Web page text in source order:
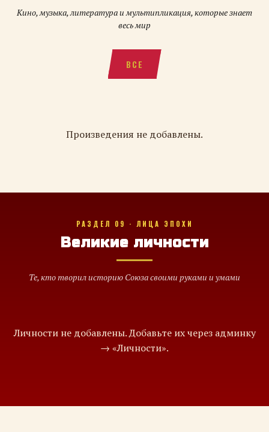
Кино, музыка, литература и мультипликация, которые знает
весь мир
ВСЕ
Произведения не добавлены.
РАЗДЕЛ 09 · ЛИЦА ЭПОХИ
Великие личности
Те, кто творил историю Союза своими руками и умами
Личности не добавлены. Добавьте их через админку
→ «Личности».